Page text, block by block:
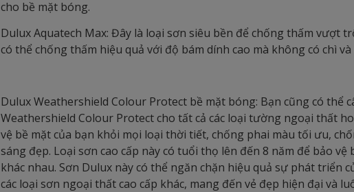
cho bề mặt bóng.
Dulux Aquatech Max: Đây là loại sơn siêu bền để chống thấm vượt
có thể chống thấm hiệu quả với độ bám dính cao mà không có chì
Dulux Weathershield Colour Protect bề mặt bóng: Bạn cũng có thể
Weathershield Colour Protect cho tất cả các loại tường ngoại thất
vệ bề mặt của bạn khỏi mọi loại thời tiết, chống phai màu tối ưu,
sáng đẹp. Loại sơn cao cấp này có tuổi thọ lên đến 8 năm để bảo
khác nhau. Sơn Dulux này có thể ngăn chặn hiệu quả sự phát triển
các loại sơn ngoại thất cao cấp khác, mang đến vẻ đẹp hiện đại và